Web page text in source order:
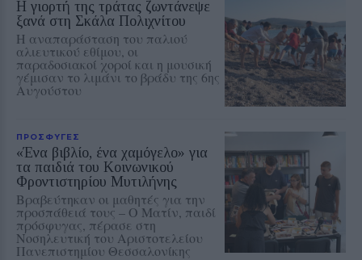
Η γιορτή της τράτας ζωντάνεψε
ξανά στη Σκάλα Πολιχνίτου
Η αναπαράσταση του παλιού
αλιευτικού εθίμου, οι
παραδοσιακοί χοροί και η μουσική
γέμισαν το λιμάνι το βράδυ της 6ης
Αυγούστου
ΠΡΟΣΦΥΓΕΣ
«Ένα βιβλίο, ένα χαμόγελο» για
τα παιδιά του Κοινωνικού
Φροντιστηρίου Μυτιλήνης
Βραβεύτηκαν οι μαθητές για την
προσπάθειά τους – Ο Ματίν, παιδί
πρόσφυγας, πέρασε στη
Νοσηλευτική του Αριστοτελείου
Πανεπιστημίου Θεσσαλονίκης